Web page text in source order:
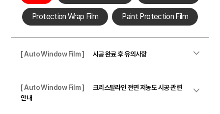
Protection Wrap Film Paint Protection Film
[ Auto Window Film ] 시공 완료 후 유의사항
[ Auto Window Film ]
크리스탈라인 전면 저농도 시공 관련
안내